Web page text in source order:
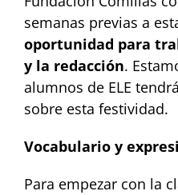
semanas previas a
oportunidad para
y la redacción.
alumnos de ELE
sobre esta festividad.
Vocabulario y
Para empezar con la